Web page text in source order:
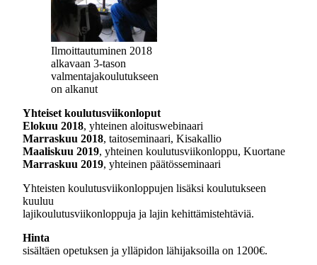
Ilmoittautuminen 2018
alkavaan 3-tason
valmentajakoulutukseen
on alkanut
Yhteiset koulutusviikonloput
Elokuu 2018, yhteinen aloituswebinaari
Marraskuu 2018, taitoseminaari, Kisakallio
Maaliskuu 2019, yhteinen koulutusviikonloppu, Kuortane
Marraskuu 2019, yhteinen päätösseminaari
Yhteisten koulutusviikonloppujen lisäksi koulutukseen
kuuluu
lajikoulutusviikonloppuja ja lajin kehittämistehtäviä.
Hinta
sisältäen opetuksen ja ylläpidon lähijaksoilla on 1200€.